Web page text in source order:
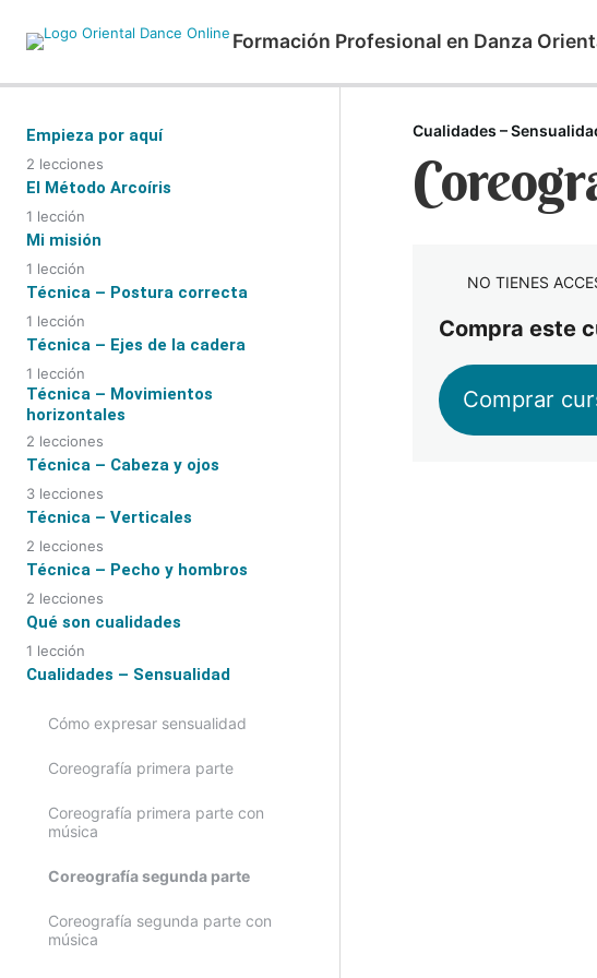
Formación Profesional en Danza
Empieza por aquí
Bienvenida
2 lecciones
El Método Arcoíris
Las 7 partes del Método Arcoíris
1 lección
Mi misión
Mi misión en la danza oriental
1 lección
Técnica – Postura correcta
Colocación del cuerpo
1 lección
Técnica – Ejes de la cadera
Los 3 ejes de la cadera
1 lección
Técnica – Movimientos
horizontales
Desplazamiento horizontal y golpes
Péndulo y golpe horizontal amplio
2 lecciones
Técnica – Cabeza y ojos
Movimientos de cabeza
Combinaciones
3 lecciones
Técnica – Verticales
Verticales en el sitio y desplazados
Verticales delante, detrás,
variaciones y combinaciones
2 lecciones
Técnica – Pecho y hombros
Pecho
2 lecciones
Qué son cualidades
Mi estudio personal sobre las
1 lección
Cualidades – Sensualidad
Cómo expresar sensualidad
Coreografía primera parte
Coreografía primera parte con
música
Coreografía segunda parte
Coreografía segunda parte con
música
Cualidades –
NO TIENES
Compra este
Comprar